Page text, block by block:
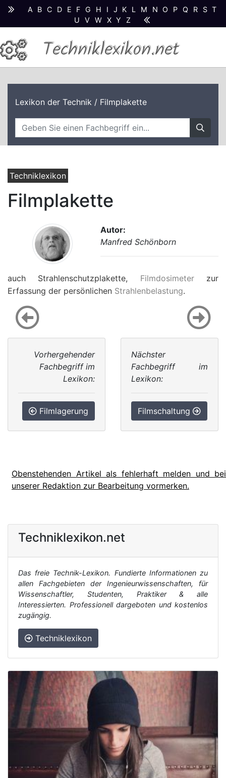
A B C D E F G H I J K L M N O P Q R S T
U
V W X Y Z
Techniklexikon.net
Lexikon der Technik / Filmplakette
Techniklexikon
Filmplakette
Autor:
Manfred Schönborn
auch Strahlenschutzplakette, Filmdosimeterzur
Erfassung der persönlichen Strahlenbelastung.
Vorhergehender
Fachbegriff im
Lexikon:
Filmlagerung
Nächster
Fachbegriff im
Lexikon:
Filmschaltung
Obenstehenden Artikel als fehlerhaft melden und bei
unserer Redaktion zur Bearbeitung vormerken.
Techniklexikon.net
Das freie Technik-Lexikon. Fundierte Informationen zu
allen Fachgebieten der Ingenieurwissenschaften, für
Wissenschaftler, Studenten, Praktiker & alle
Interessierten. Professionell dargeboten und kostenlos
zugängig.
Techniklexikon